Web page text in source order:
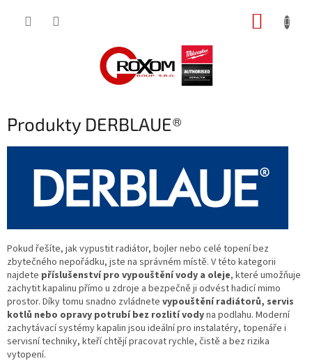
Produkty DERBLAUE®
Pokud řešíte, jak vypustit radiátor, bojler nebo celé topení bez
zbytečného nepořádku, jste na správném místě. V této kategorii
najdete příslušenství pro vypouštění vody a oleje, které umožňuje
zachytit kapalinu přímo u zdroje a bezpečně ji odvést hadicí mimo
prostor. Díky tomu snadno zvládnete vypouštění radiátorů, servis
kotlů nebo opravy potrubí bez rozlití vodyna podlahu. Moderní
zachytávací systémy kapalin jsou ideální pro instalatéry, topenáře i
servisní techniky, kteří chtějí pracovat rychle, čistě a bez rizika
vytopení.